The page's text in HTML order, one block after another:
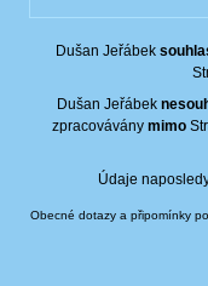
Dušan Jeřábek
Dušan Jeřábek
zpracováványmimo
Údaje
Obecné dotazy a připomínky